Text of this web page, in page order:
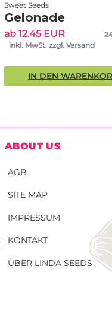
Sweet Seeds
Gelonade
ab 12.45 EUR
inkl. MwSt. zzgl. Versand
IN DEN
ABOUT US
AGB
SITE MAP
IMPRESSUM
KONTAKT
ÜBER LINDA SEEDS